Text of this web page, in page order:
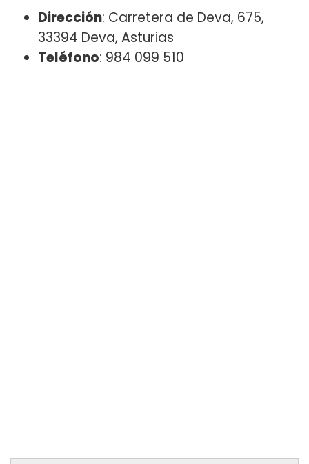
Dirección: Carretera de Deva, 675,
33394 Deva, Asturias
Teléfono: 984 099 510